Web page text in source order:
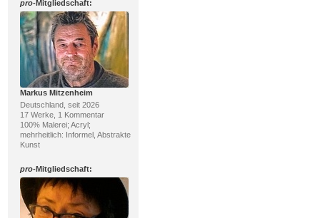
pro-Mitgliedschaft:
Markus Mitzenheim
Deutschland, seit 2026
17 Werke, 1 Kommentar
100% Malerei; Acryl;
mehrheitlich: Informel, Abstrakte
Kunst
pro-Mitgliedschaft: